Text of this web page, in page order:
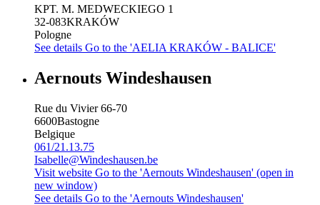
KPT. M. MEDWECKIEGO 1
32-083KRAKÓW
Pologne
See details Go to the 'AELIA KRAKÓW - BALICE'
Aernouts Windeshausen
Rue du Vivier 66-70
6600Bastogne
Belgique
061/21.13.75
Isabelle@Windeshausen.be
Visit website Go to the 'Aernouts Windeshausen' (open in
new window)
See details Go to the 'Aernouts Windeshausen'